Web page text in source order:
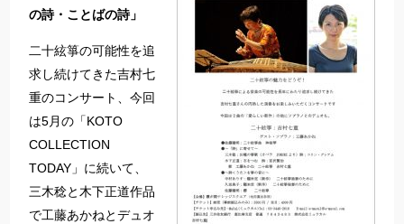
の詩・ことばの詩」
二十絃箏の可能性を追
求し続けてきた吉村七
重のコンサート、今回
は5月の「KOTO
COLLECTION
TODAY」に続いて、
三木稔と木下正道作品
で工藤あかねとデュオ